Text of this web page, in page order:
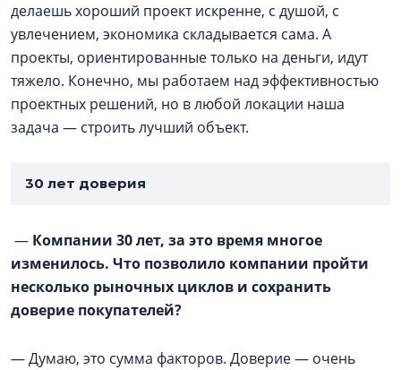
делаешь хороший проект искренне, с душой, с
увлечением, экономика складывается сама. А
проекты, ориентированные только на деньги, идут
тяжело. Конечно, мы работаем над эффективностью
проектных решений, но в любой локации наша
задача — строить лучший объект.
30 лет доверия
— Компании 30 лет, за это время многое
изменилось. Что позволило компании пройти
несколько рыночных циклов и сохранить
доверие покупателей?
— Думаю, это сумма факторов. Доверие — очень